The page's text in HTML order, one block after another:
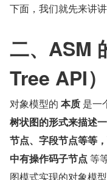
下面，我们就先来讲
二、ASM
Tree API）
对象模型的 本质 是一
树状图的形式来描述
节点、字段节点等等
中有操作码子节点 等
图模式实现的对象模型